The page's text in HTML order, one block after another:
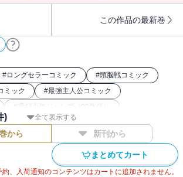
この作品の最新巻
#ロングセラーコミック #頭脳戦コミック
ミック #最強主人公コミック
#週刊少年ジャンプ（90年代）
#バトルコミック
年代） 和風ファンタジー漫画
全て表示する
)
から 新刊から
まとめてカート
、入荷通知のコンテンツはカートに追加されません。